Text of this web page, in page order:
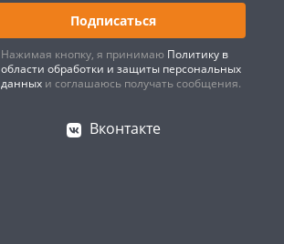
Подписаться
Нажимая кнопку, я принимаю Политику в
области обработки и защиты персональных
данных и соглашаюсь получать сообщения.
Вконтакте